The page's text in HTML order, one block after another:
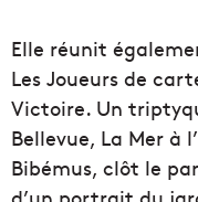
Elle réunit
Les Joueurs de
Victoire. Un
Bellevue, La Mer à
Bibémus, clôt le